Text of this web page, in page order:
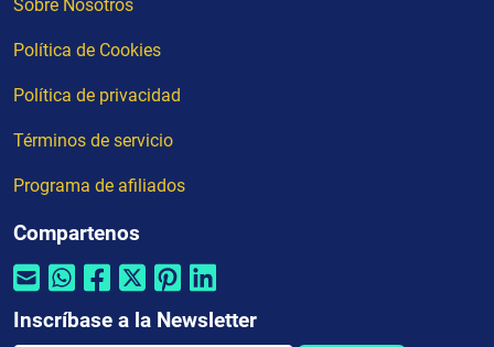
Sobre Nosotros
Política de Cookies
Política de privacidad
Términos de servicio
Programa de afiliados
Compartenos
Inscríbase a la Newsletter